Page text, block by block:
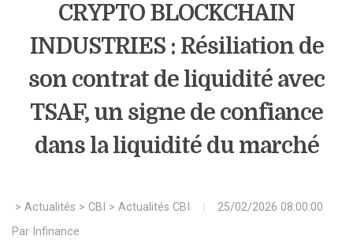
CRYPTO BLOCKCHAIN
INDUSTRIES : Résiliation de
son contrat de liquidité avec
TSAF, un signe de confiance
dans la liquidité du marché
> Actualités > CBI > Actualités CBI
25/02/2026 08:00:00
Par Infinance